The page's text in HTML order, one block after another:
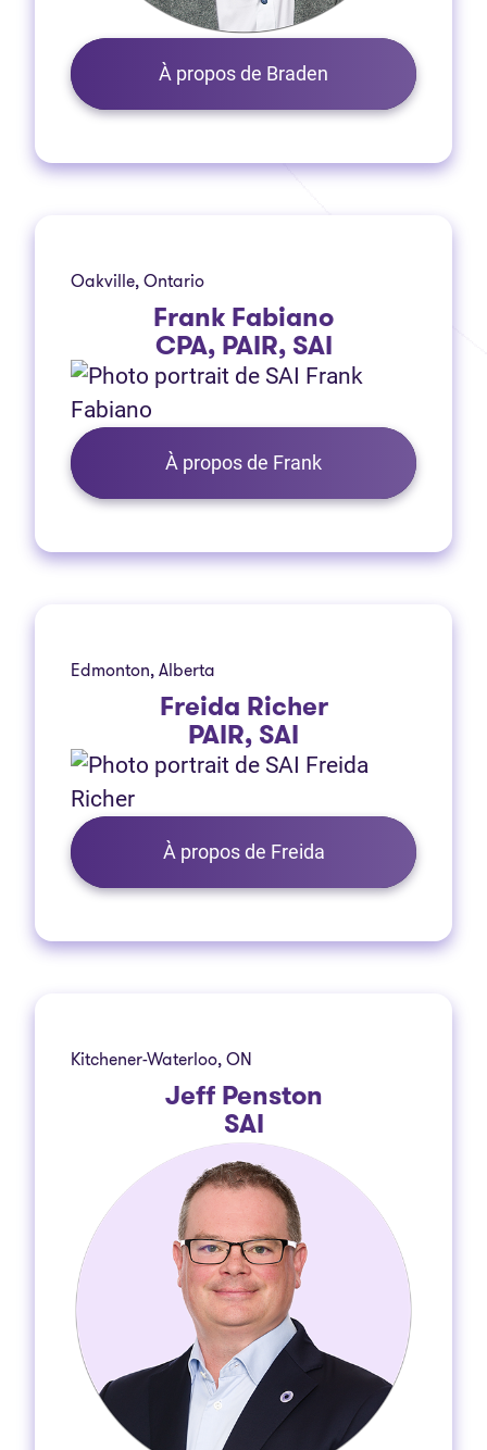
À propos de Braden
Oakville, Ontario
Frank Fabiano
CPA, PAIR, SAI
À propos de Frank
Edmonton, Alberta
Freida Richer
PAIR, SAI
À propos de Freida
Kitchener-Waterloo, ON
Jeff Penston
SAI